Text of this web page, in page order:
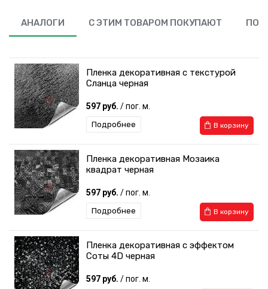
АНАЛОГИ С ЭТИМ ТОВАРОМ ПОКУПАЮТ
Пленка декоративная с текстурой
Сланца черная
597 руб. / пог. м.
В корзину
Подробнее
Пленка декоративная Мозаика
квадрат черная
597 руб. / пог. м.
В корзину
Подробнее
Пленка декоративная с эффектом
Соты 4D черная
597 руб. / пог. м.